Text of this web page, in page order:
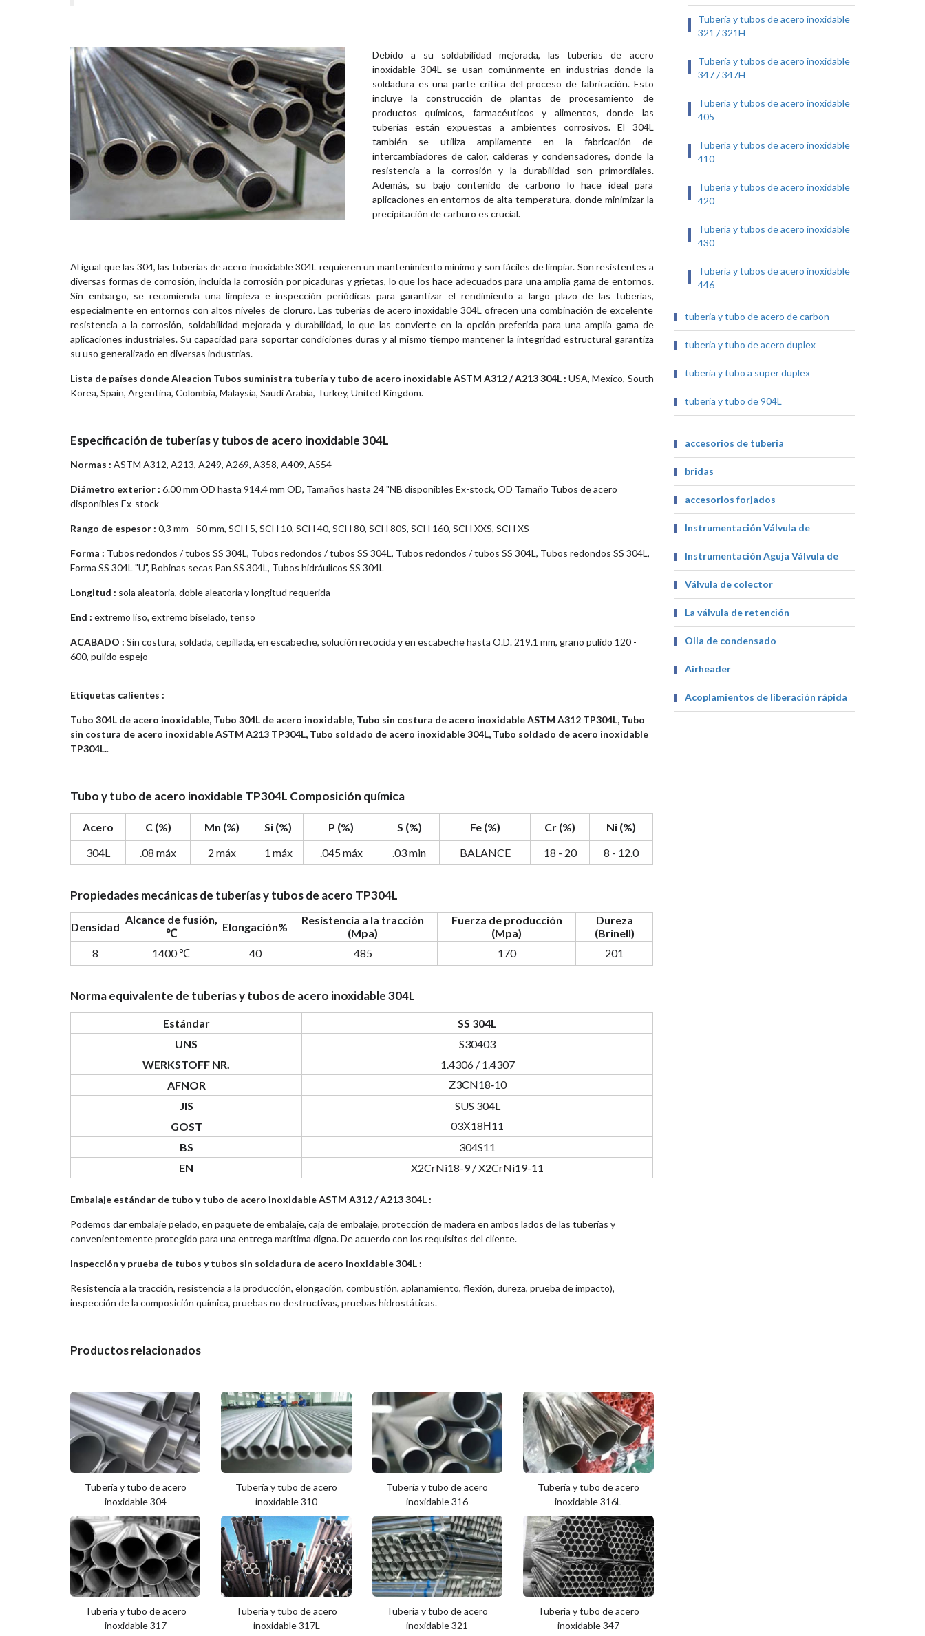
Debido a su soldabilidad mejorada, las tuberías de acero
inoxidable 304L se usan comúnmente en industrias donde la
soldadura es una parte crítica del proceso de fabricación. Esto
incluye la construcción de plantas de procesamiento de
productos químicos, farmacéuticos y alimentos, donde las
tuberías están expuestas a ambientes corrosivos. El 304L
también se utiliza ampliamente en la fabricación de
intercambiadores de calor, calderas y condensadores, donde la
resistencia a la corrosión y la durabilidad son primordiales.
Además, su bajo contenido de carbono lo hace ideal para
aplicaciones en entornos de alta temperatura, donde minimizar la
precipitación de carburo es crucial.
Al igual que las 304, las tuberías de acero inoxidable 304L requieren un mantenimiento mínimo y son fáciles de limpiar. Son resistentes a
diversas formas de corrosión, incluida la corrosión por picaduras y grietas, lo que los hace adecuados para una amplia gama de entornos.
Sin embargo, se recomienda una limpieza e inspección periódicas para garantizar el rendimiento a largo plazo de las tuberías,
especialmente en entornos con altos niveles de cloruro. Las tuberías de acero inoxidable 304L ofrecen una combinación de excelente
resistencia a la corrosión, soldabilidad mejorada y durabilidad, lo que las convierte en la opción preferida para una amplia gama de
aplicaciones industriales. Su capacidad para soportar condiciones duras y al mismo tiempo mantener la integridad estructural garantiza
su uso generalizado en diversas industrias.
Lista de países donde Aleacion Tubos suministra tubería y tubo de acero inoxidable ASTM A312 / A213 304L : USA, Mexico, South
Korea, Spain, Argentina, Colombia, Malaysia, Saudi Arabia, Turkey, United Kingdom.
Especificación de tuberías y tubos de acero inoxidable 304L
Normas : ASTM A312, A213, A249, A269, A358, A409, A554
Diámetro exterior : 6.00 mm OD hasta 914.4 mm OD, Tamaños hasta 24 "NB disponibles Ex-stock, OD Tamaño Tubos de acero
disponibles Ex-stock
Rango de espesor : 0,3 mm - 50 mm, SCH 5, SCH 10, SCH 40, SCH 80, SCH 80S, SCH 160, SCH XXS, SCH XS
Forma : Tubos redondos / tubos SS 304L, Tubos redondos / tubos SS 304L, Tubos redondos / tubos SS 304L, Tubos redondos SS 304L,
Forma SS 304L "U", Bobinas secas Pan SS 304L, Tubos hidráulicos SS 304L
Longitud : sola aleatoria, doble aleatoria y longitud requerida
End : extremo liso, extremo biselado, tenso
ACABADO : Sin costura, soldada, cepillada, en escabeche, solución recocida y en escabeche hasta O.D. 219.1 mm, grano pulido 120 -
600, pulido espejo
Etiquetas calientes :
Tubo 304L de acero inoxidable, Tubo 304L de acero inoxidable, Tubo sin costura de acero inoxidable ASTM A312 TP304L, Tubo
sin costura de acero inoxidable ASTM A213 TP304L, Tubo soldado de acero inoxidable 304L, Tubo soldado de acero inoxidable
TP304L..
Tubo y tubo de acero inoxidable TP304L Composición química
Acero C (%) Mn (%) Si (%) P (%) S (%) Fe (%) Cr (%)
Ni (%)
304L
.08 máx 2 máx 1 máx .045 máx .03 min BALANCE 18 - 20 8 - 12.0
Propiedades mecánicas de tuberías y tubos de acero TP304L
Densidad
Alcance de fusión,
℃
Elongación%
Resistencia a la tracción
(Mpa)
Fuerza de producción
(Mpa)
Dureza
(Brinell)
8
1400 ℃ 40 485 170 201
Norma equivalente de tuberías y tubos de acero inoxidable 304L
Estándar
SS 304L
UNS
S30403
WERKSTOFF NR.
1.4306 / 1.4307
AFNOR
Z3CN18‐10
JIS
SUS 304L
GOST
03Х18Н11
BS
304S11
EN
X2CrNi18-9 / X2CrNi19-11
Embalaje estándar de tubo y tubo de acero inoxidable ASTM A312 / A213 304L :
Podemos dar embalaje pelado, en paquete de embalaje, caja de embalaje, protección de madera en ambos lados de las tuberías y
convenientemente protegido para una entrega marítima digna. De acuerdo con los requisitos del cliente.
Inspección y prueba de tubos y tubos sin soldadura de acero inoxidable 304L :
Resistencia a la tracción, resistencia a la producción, elongación, combustión, aplanamiento, flexión, dureza, prueba de impacto),
inspección de la composición química, pruebas no destructivas, pruebas hidrostáticas.
Productos relacionados
Tubería y tubo de acero
inoxidable 304
Tubería y tubo de acero
inoxidable 310
Tubería y tubo de acero
inoxidable 316
Tubería y tubo de acero
inoxidable 316L
Tubería y tubo de acero
inoxidable 317
Tubería y tubo de acero
inoxidable 317L
Tubería y tubo de acero
inoxidable 321
Tubería y tubo de acero
inoxidable 347
Tubería y tubos de acero inoxidable
321 / 321H
Tubería y tubos de acero inoxidable
347 / 347H
Tubería y tubos de acero inoxidable
405
Tubería y tubos de acero inoxidable
410
Tubería y tubos de acero inoxidable
420
Tubería y tubos de acero inoxidable
430
Tubería y tubos de acero inoxidable
446
tuberia y tubo de acero de carbon
tuberia y tubo de acero duplex
tuberia y tubo a super duplex
tuberia y tubo de 904L
accesorios de tuberia
bridas
accesorios forjados
Instrumentación Válvula de
Instrumentación Aguja Válvula de
Válvula de colector
La válvula de retención
Olla de condensado
Airheader
Acoplamientos de liberación rápida